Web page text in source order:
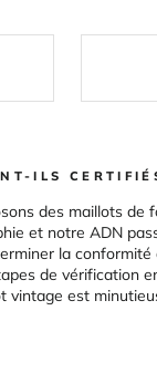
ILS
des maillots de
et notre ADN
la
de vérification
vintage est